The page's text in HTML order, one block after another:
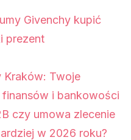
Givenchy kupić
prezent
Kraków: Twoje
i bankowości
czy umowa zlecenie
w 2026 roku?